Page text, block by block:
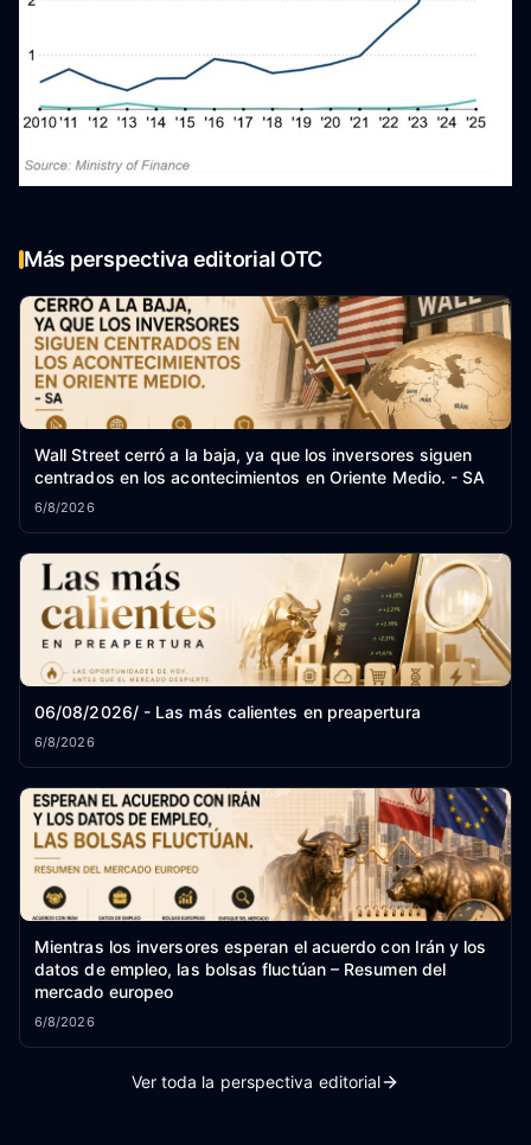
Más perspectiva editorial OTC
Wall Street cerró a la baja, ya que los inversores siguen
centrados en los acontecimientos en Oriente Medio. - SA
6/8/2026
06/08/2026/ - Las más calientes en preapertura
6/8/2026
Mientras los inversores esperan el acuerdo con Irán y los
datos de empleo, las bolsas fluctúan – Resumen del
mercado europeo
6/8/2026
Ver toda la perspectiva editorial